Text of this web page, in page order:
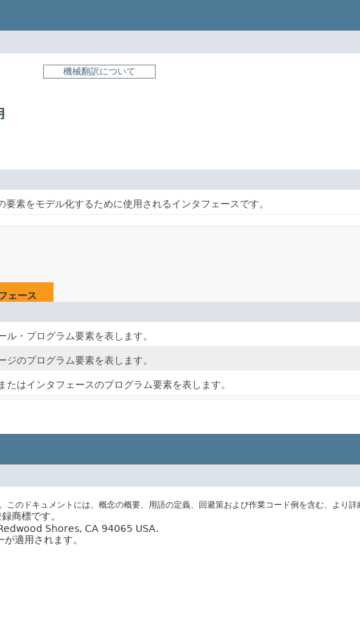
機械翻訳について
素をモデル化するために使用されるインタフェースです。
ェース
ル・プログラム要素を表します。
ジのプログラム要素を表します。
たはインタフェースのプログラム要素を表します。
このドキュメントには、概念の概要、用語の定義、回避策および作業コード例を含む、より詳
商標です。
Shores, CA 94065 USA.
が適用されます。